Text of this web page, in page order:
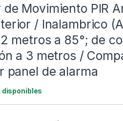
de Movimiento PIR
/ Inalambrico
metros a 85°; de
a 3 metros /
panel de alarma
disponibles